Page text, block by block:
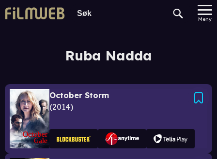
Meny
Ruba Nadda
October Storm
2014